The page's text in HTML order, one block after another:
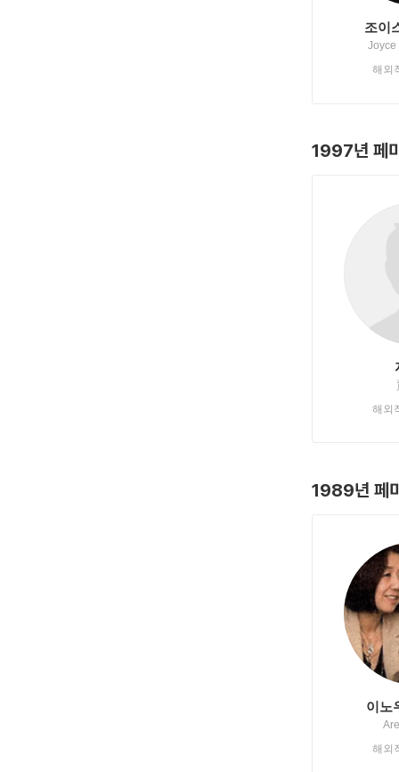
조이
Joyce
해외
1997년 페
해외
1989년 페
이노
해외